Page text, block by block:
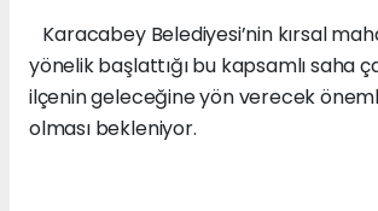
Karacabey Belediyesi’nin kırsal
yönelik başlattığı bu kapsamlı saha
ilçenin geleceğine yön verecek
olması bekleniyor.